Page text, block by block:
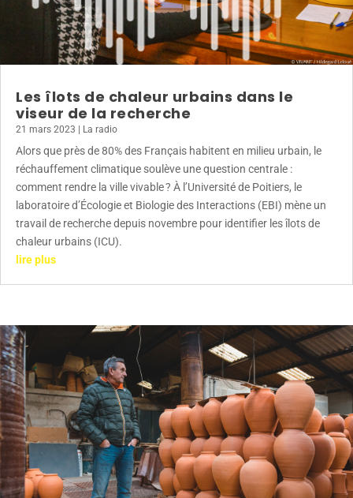
Les îlots de chaleur urbains dans le
viseur de la recherche
21 mars 2023 | La radio
Alors que près de 80% des Français habitent en milieu urbain, le
réchauffement climatique soulève une question centrale :
comment rendre la ville vivable ? À l’Université de Poitiers, le
laboratoire d’Écologie et Biologie des Interactions (EBI) mène un
travail de recherche depuis novembre pour identifier les îlots de
chaleur urbains (ICU).
lire plus